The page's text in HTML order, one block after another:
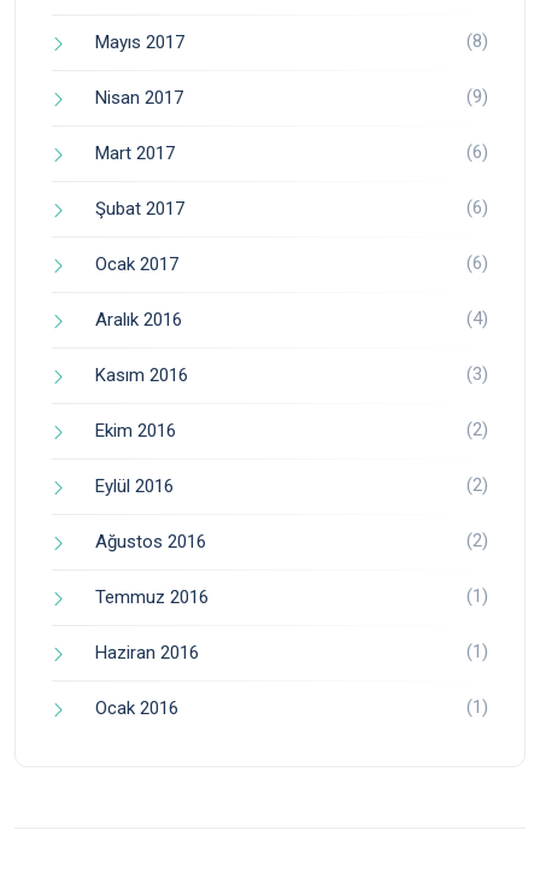
Mayıs 2017 (8)
Nisan 2017 (9)
Mart 2017 (6)
Şubat 2017 (6)
Ocak 2017 (6)
Aralık 2016 (4)
Kasım 2016 (3)
Ekim 2016 (2)
Eylül 2016 (2)
Ağustos 2016 (2)
Temmuz 2016 (1)
Haziran 2016 (1)
Ocak 2016 (1)